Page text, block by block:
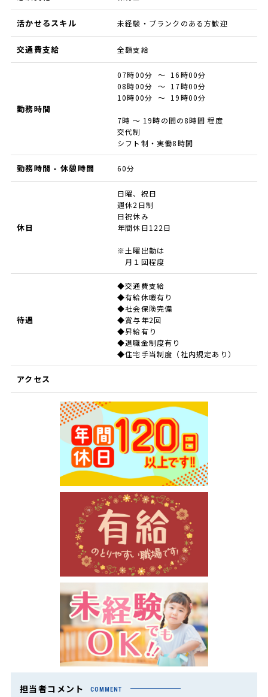
活かせるスキル 未経験・ブランクのある方歓迎
交通費支給 全額支給
勤務時間
07時00分 ～ 16時00分
08時00分 ～ 17時00分
10時00分 ～ 19時00分
7時 ～ 19時の間の8時間 程度
交代制
シフト制・実働8時間
勤務時間 - 休憩時間 60分
休日
日曜、祝日
週休2日制
日祝休み
年間休日122日
※土曜出勤は
月１回程度
待遇
◆交通費支給
◆有給休暇有り
◆社会保険完備
◆賞与年2回
◆昇給有り
◆退職金制度有り
◆住宅手当制度（社内規定あり）
アクセス
担当者コメント COMMENT